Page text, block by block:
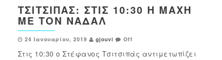
ΤΣΙΤΣΙΠΆΣ: ΣΤΙΣ 10:30 Η ΜΆΧΗ
ΜΕ ΤΟΝ ΝΑΔΆΛ
24 Ιανουαρίου, 2019 gjouvi Off
Στις 10:30 ο Στέφανος Τσιτσιπάς αντιμετωπίζει